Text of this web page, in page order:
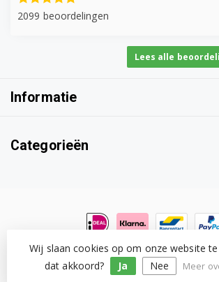
2099 beoordelingen
Lees alle
Informatie
Categorieën
© Copyright 2026 Witgoedonderdeel.com
Lightspeed- Lightspeed designby
Wij slaan cookies op om onze website
dat akkoord?
Ja Nee Meer